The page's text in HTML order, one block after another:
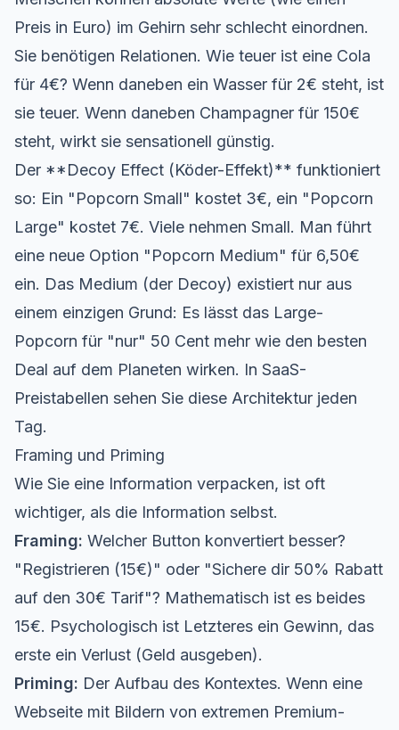
Preis in Euro) im Gehirn sehr schlecht einordnen.
Sie benötigen Relationen. Wie teuer ist eine Cola
für 4€? Wenn daneben ein Wasser für 2€ steht, ist
sie teuer. Wenn daneben Champagner für 150€
steht, wirkt sie sensationell günstig.
Der **Decoy Effect (Köder-Effekt)** funktioniert
so: Ein "Popcorn Small" kostet 3€, ein "Popcorn
Large" kostet 7€. Viele nehmen Small. Man führt
eine neue Option "Popcorn Medium" für 6,50€
ein. Das Medium (der Decoy) existiert nur aus
einem einzigen Grund: Es lässt das Large-
Popcorn für "nur" 50 Cent mehr wie den besten
Deal auf dem Planeten wirken. In SaaS-
Preistabellen sehen Sie diese Architektur jeden
Tag.
Framing und Priming
Wie Sie eine Information verpacken, ist oft
wichtiger, als die Information selbst.
Framing: Welcher Button konvertiert besser?
"Registrieren (15€)" oder "Sichere dir 50% Rabatt
auf den 30€ Tarif"? Mathematisch ist es beides
15€. Psychologisch ist Letzteres ein Gewinn, das
erste ein Verlust (Geld ausgeben).
Priming: Der Aufbau des Kontextes. Wenn eine
Webseite mit Bildern von extremen Premium-